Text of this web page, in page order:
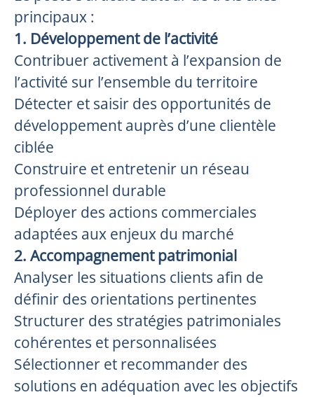
principaux :
1. Développement de l’activité
Contribuer activement à l’expansion de
l’activité sur l’ensemble du territoire
Détecter et saisir des opportunités de
développement auprès d’une clientèle
ciblée
Construire et entretenir un réseau
professionnel durable
Déployer des actions commerciales
adaptées aux enjeux du marché
2. Accompagnement patrimonial
Analyser les situations clients afin de
définir des orientations pertinentes
Structurer des stratégies patrimoniales
cohérentes et personnalisées
Sélectionner et recommander des
solutions en adéquation avec les objectifs